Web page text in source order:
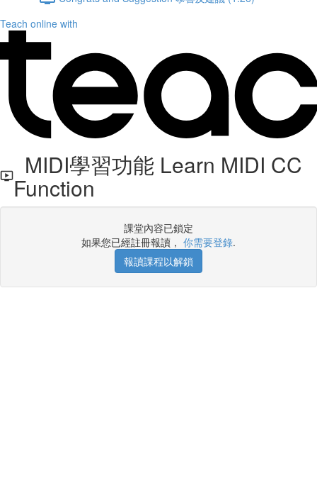
Teach online with
MIDI學習功能 Learn MIDI CC
Function
課堂內容已鎖定
如果您已經註冊報讀， 你需要登錄.
報讀課程以解鎖